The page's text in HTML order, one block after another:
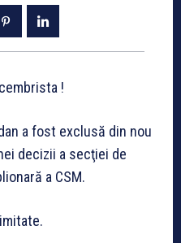
!
a fost exclusă din nou
decizii a secţiei de
a CSM.